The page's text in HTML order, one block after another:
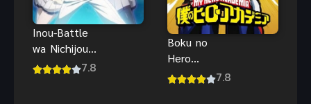
Inou-Battle
wa Nichijou-
kei no Naka7.8
Boku no
Hero
Academia7.8